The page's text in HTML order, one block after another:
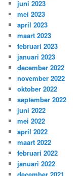
juni 2023
mei 2023
april 2023
maart 2023
februari 2023
januari 2023
december 2022
november 2022
oktober 2022
september 2022
juni 2022
mei 2022
april 2022
maart 2022
februari 2022
januari 2022